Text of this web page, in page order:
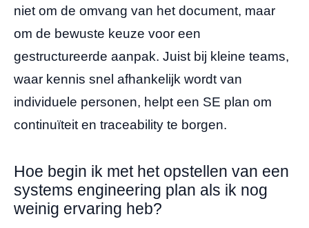
niet om de omvang van het document, maar
om de bewuste keuze voor een
gestructureerde aanpak. Juist bij kleine teams,
waar kennis snel afhankelijk wordt van
individuele personen, helpt een SE plan om
continuïteit en traceability te borgen.
Hoe begin ik met het opstellen van een
systems engineering plan als ik nog
weinig ervaring heb?